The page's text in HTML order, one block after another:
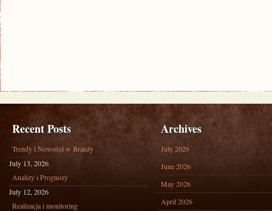
Recent Posts
Trendy i Nowości w Branży
July 13, 2026
Analizy i Prognozy
July 12, 2026
Realizacja i monitoring
Archives
July 2026
June 2026
May 2026
April 2026